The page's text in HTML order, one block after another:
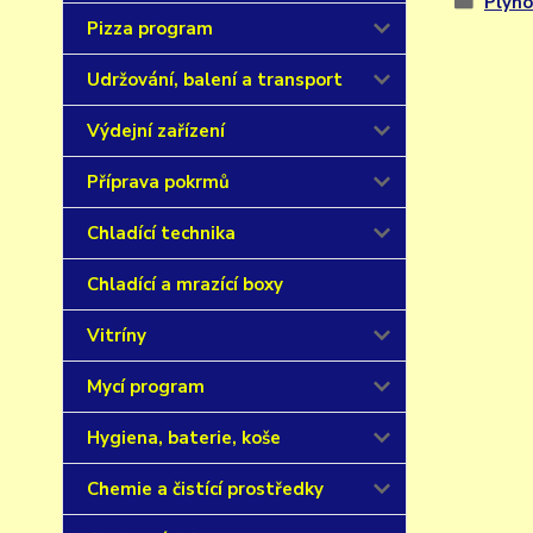
Pizza program
Udržování, balení a transport
Výdejní zařízení
Příprava pokrmů
Chladící technika
Chladící a mrazící boxy
Vitríny
Mycí program
Hygiena, baterie, koše
Chemie a čistící prostředky